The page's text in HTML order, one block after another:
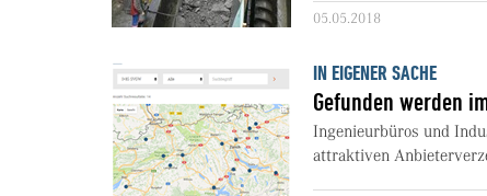
05.05.2018
IN EIGENER SACHE
Gefunden werden
Ingenieurbüros und
attraktiven